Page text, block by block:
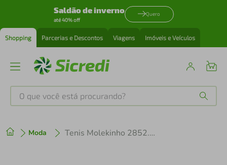
Saldão de inverno
até 40% off
Quero
Shopping Parcerias e Descontos Viagens Imóveis e Veículos
O que você está procurando?
Moda Tenis Molekinho 2852.117.97999